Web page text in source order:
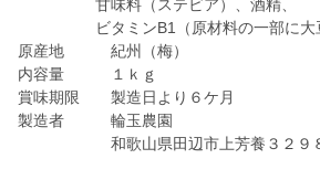
甘味料（ステビア）、酒精、
ビタミンB1（原材料の一部に大豆
原産地 紀州（梅）
内容量 １ｋｇ
賞味期限 製造日より６ケ月
製造者 輪玉農園
和歌山県田辺市上芳養３２９